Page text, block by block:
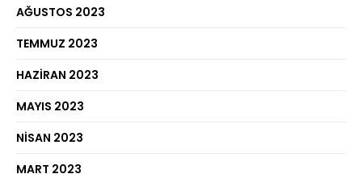
AĞUSTOS 2023
TEMMUZ 2023
HAZIRAN 2023
MAYIS 2023
NISAN 2023
MART 2023